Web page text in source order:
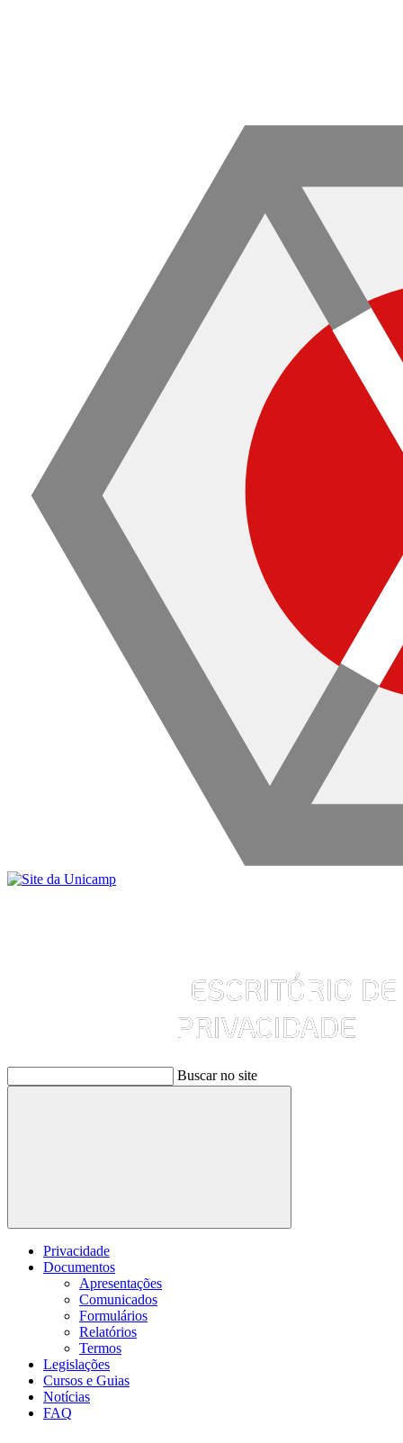
Buscar no site
Buscar
Privacidade
Documentos
Apresentações
Comunicados
Formulários
Relatórios
Termos
Legislações
Cursos e Guias
Notícias
FAQ